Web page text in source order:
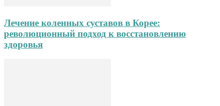
Лечение коленных суставов в Корее:
революционный подход к восстановлению
здоровья